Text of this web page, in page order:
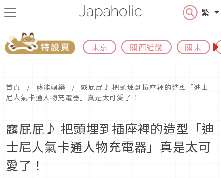
繁
東京 關西近畿 關東
首頁 藝能娛樂
露屁屁♪ 把頭埋到插座裡的造型「迪士
尼人氣卡通人物充電器」真是太可愛了！
露屁屁♪ 把頭埋到插座裡的造型「迪
士尼人氣卡通人物充電器」真是太可
愛了！